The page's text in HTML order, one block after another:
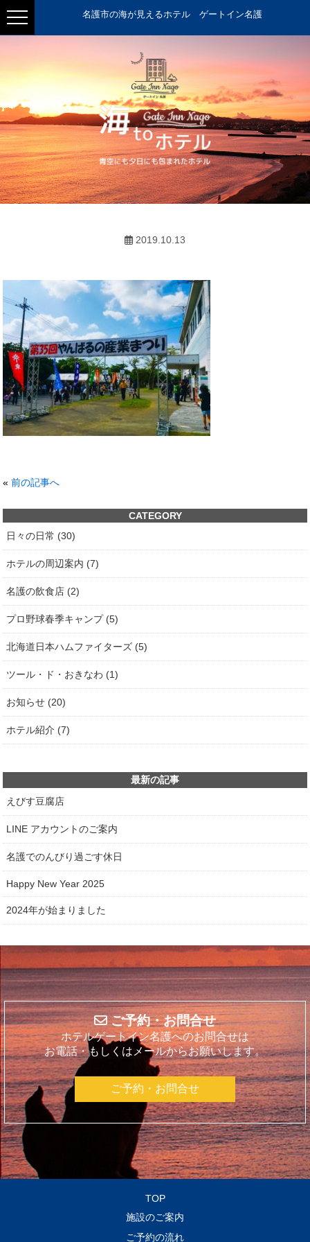
名護市の海が見えるホテル ゲートイン名護
2019.10.13
«前の記事へ
CATEGORY
日々の日常 (30)
ホテルの周辺案内 (7)
名護の飲食店 (2)
プロ野球春季キャンプ (5)
北海道日本ハムファイターズ (5)
ツール・ド・おきなわ (1)
お知らせ (20)
ホテル紹介 (7)
最新の記事
えびす豆腐店
LINE アカウントのご案内
名護でのんびり過ごす休日
Happy New Year 2025
2024年が始まりました
ご予約・お問合せ
ホテルゲートイン名護へのお問合せは
お電話・もしくはメールからお願いします。
ご予約・お問合せ
TOP
施設のご案内
ご予約の流れ